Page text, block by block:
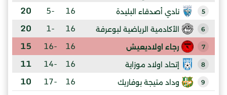
5 نادي أصدقاء البليدة 16
-5
20
6 الأكادمية الرياضية لبوعرفة 16
-1
20
7 رجاء اولاديعيش 16
-16
15
8 إتحاد اولاد موزاية 16
-14
11
9 وداد متيجة بوفاريك 16
-17
10